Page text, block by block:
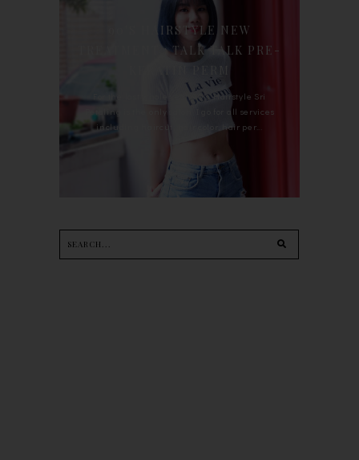
90'S HAIRSTYLE NEW
TREATMENT : TALK TALK PRE-
For the last whole year, 90's Hairstyle Sri
Petaling is the only salon I go for all services
including haircut, hair color, hair per...